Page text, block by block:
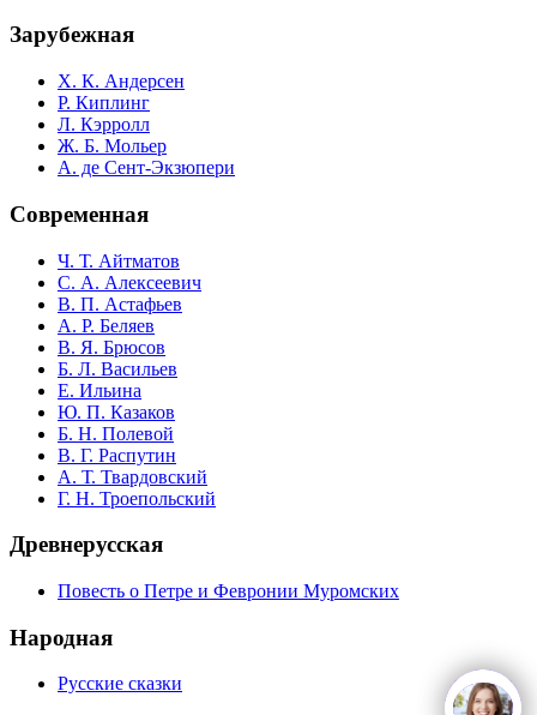
Зарубежная
Х. К. Андерсен
Р. Киплинг
Л. Кэрролл
Ж. Б. Мольер
А. де Сент-Экзюпери
Современная
Ч. Т. Айтматов
С. А. Алексеевич
В. П. Астафьев
А. Р. Беляев
В. Я. Брюсов
Б. Л. Васильев
Е. Ильина
Ю. П. Казаков
Б. Н. Полевой
В. Г. Распутин
А. Т. Твардовский
Г. Н. Троепольский
Древнерусская
Повесть о Петре и Февронии Муромских
Народная
Русские сказки